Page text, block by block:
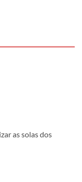
as solas dos